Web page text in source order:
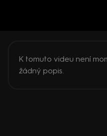
K tomuto videu není
žádný popis.